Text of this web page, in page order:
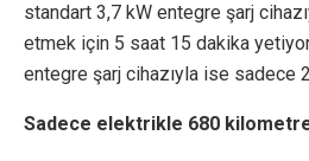
standart 3,7 kW entegre şarj
etmek için 5 saat 15 dakika
entegre şarj cihazıyla ise sadece
Sadece elektrikle 680